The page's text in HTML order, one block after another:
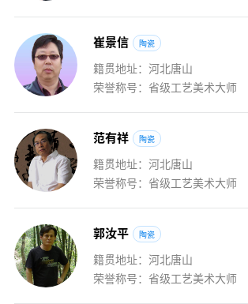
崔景信 陶瓷
籍贯地址：河北唐山
荣誉称号：省级工艺美术大师
范有祥 陶瓷
籍贯地址：河北唐山
荣誉称号：省级工艺美术大师
郭汝平 陶瓷
籍贯地址：河北唐山
荣誉称号：省级工艺美术大师